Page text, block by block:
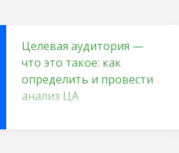
Целевая аудитория —
что это такое: как
определить и провести
анализ ЦА